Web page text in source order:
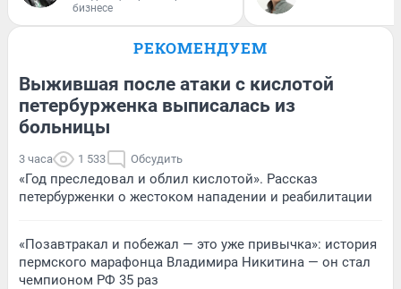
бизнесе
РЕКОМЕНДУЕМ
Выжившая после атаки с кислотой
петербурженка выписалась из
больницы
3 часа 1 533 Обсудить
«Год преследовал и облил кислотой». Рассказ
петербурженки о жестоком нападении и реабилитации
«Позавтракал и побежал — это уже привычка»: история
пермского марафонца Владимира Никитина — он стал
чемпионом РФ 35 раз